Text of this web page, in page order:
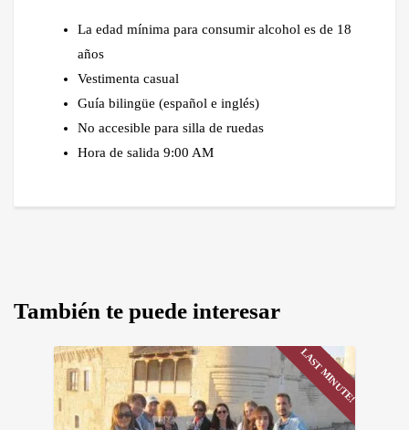
La edad mínima para consumir alcohol es de 18
años
Vestimenta casual
Guía bilingüe (español e inglés)
No accesible para silla de ruedas
Hora de salida 9:00 AM
También te puede interesar
LAST MINUTE!